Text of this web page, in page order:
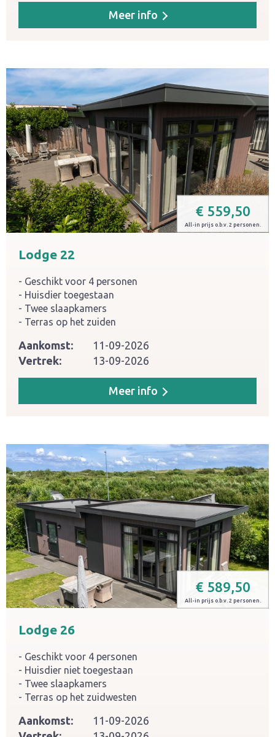
Meer info
€ 559,50
All-in prijs o.b.v. 2 personen.
Lodge 22
Geschikt voor 4 personen
Huisdier toegestaan
Twee slaapkamers
Terras op het zuiden
Aankomst:
11-09-2026
Vertrek:
13-09-2026
Meer info
€ 589,50
All-in prijs o.b.v. 2 personen.
Lodge 26
Geschikt voor 4 personen
Huisdier niet toegestaan
Twee slaapkamers
Terras op het zuidwesten
Aankomst:
11-09-2026